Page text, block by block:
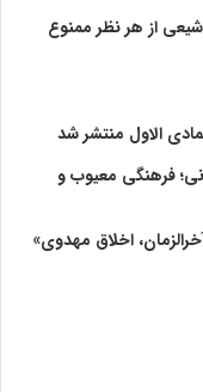
از هر نظر ممنوع
الاول منتشر شد
فرهنگی معیوب و
اخلاق مهدوی»